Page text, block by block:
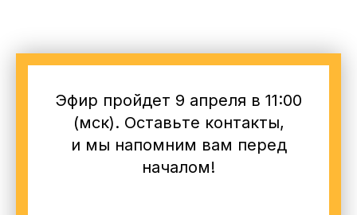
Эфир пройдет 9 апреля в 11:00
(мск). Оставьте контакты,
и мы напомним вам перед
началом!